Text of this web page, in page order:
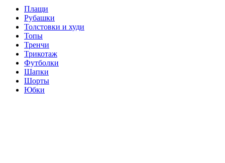
Плащи
Рубашки
Толстовки и худи
Топы
Тренчи
Трикотаж
Футболки
Шапки
Шорты
Юбки